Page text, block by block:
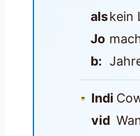
als
Jo
b:
kein
Indi
vid